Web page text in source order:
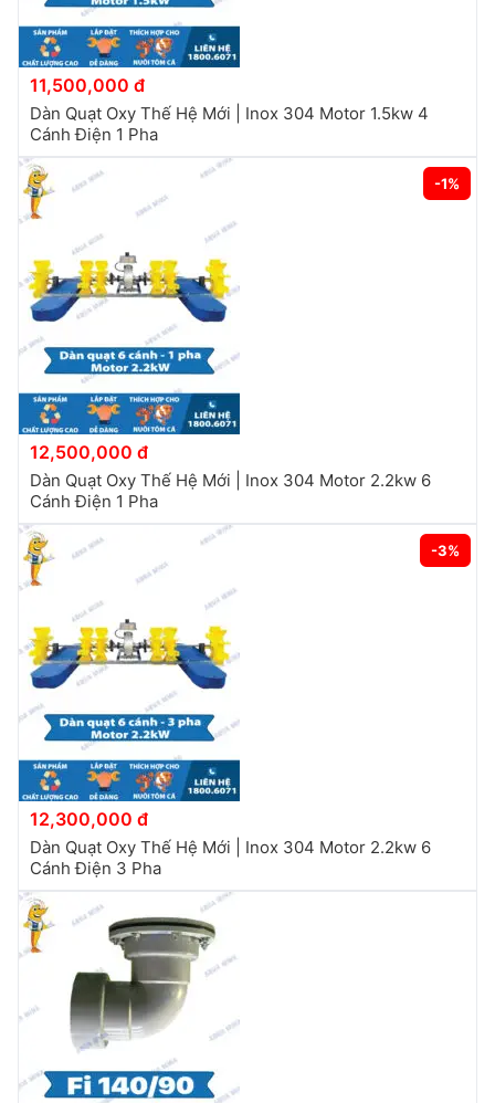
11,500,000 đ
Dàn Quạt Oxy Thế Hệ Mới | Inox 304 Motor 1.5kw 4
Cánh Điện 1 Pha
-1%
12,500,000 đ
Dàn Quạt Oxy Thế Hệ Mới | Inox 304 Motor 2.2kw 6
Cánh Điện 1 Pha
-3%
12,300,000 đ
Dàn Quạt Oxy Thế Hệ Mới | Inox 304 Motor 2.2kw 6
Cánh Điện 3 Pha